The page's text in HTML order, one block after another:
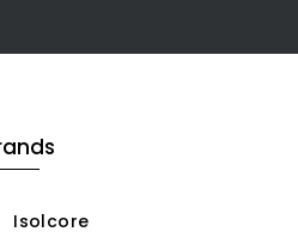
Isolcore